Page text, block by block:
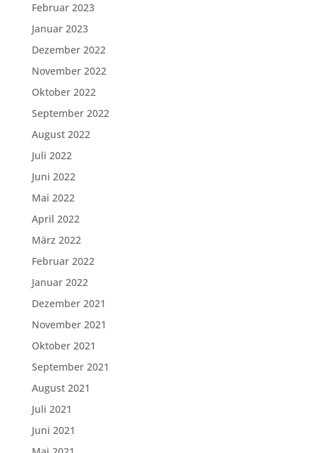
Februar 2023
Januar 2023
Dezember 2022
November 2022
Oktober 2022
September 2022
August 2022
Juli 2022
Juni 2022
Mai 2022
April 2022
März 2022
Februar 2022
Januar 2022
Dezember 2021
November 2021
Oktober 2021
September 2021
August 2021
Juli 2021
Juni 2021